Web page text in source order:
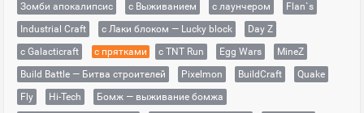
Зомби апокалипсис
с Выживанием с лаунчером
Flan`s
Industrial Craft
с Лаки блоком — Lucky block
Day Z
с Galacticraft
с прятками с TNT Run Egg Wars
MineZ
Build Battle — Битва строителей
Pixelmon BuildCraft
Quake
Fly
Hi-Tech
Бомж — выживание бомжа